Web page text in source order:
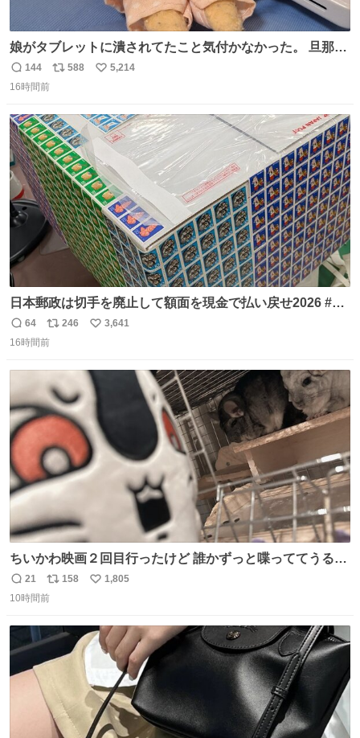
娘がタブレットに潰されてたこと気付かなかった。 旦那だ
けは娘の波長を感じ取れるから声出せずともSOSが伝わっ
たらしい。 急いで旦那が救出して、泣きじゃくる娘に自分
3回ほど。 小さい手だけど、地味に痛い。 その後、娘は旦
那に泣きついてた。
返
信
144
リ
ト
数
588
い
数
5,214
16時間前
日本郵政は切手を廃止して額面を現金で払い戻せ2026 #日
本郵政 @JapanPostHD_PR
返
信
64
リ
ポ
ト
数
246
い
数
3,641
16時間前
ちいかわ映画２回目行ったけど 誰かずっと喋っててうるさ
かった 許せねえ
返
信
21
リ
ポ
ト
158
い
数
1,805
10時間前